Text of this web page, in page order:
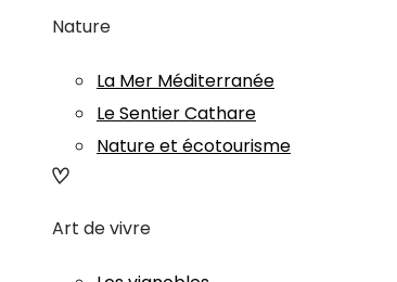
Nature
La Mer Méditerranée
Le Sentier Cathare
Nature et écotourisme
Art de vivre